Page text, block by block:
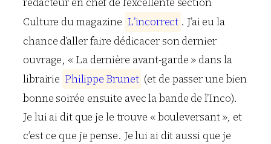
Culture du magazine L’incorrect . J’ai eu la
chance d’aller faire dédicacer son dernier
ouvrage, « La dernière avant-garde » dans la
librairie Philippe Brunet (et de passer une bien
bonne soirée ensuite avec la bande de l’Inco).
Je lui ai dit que je le trouve « bouleversant », et
c’est ce que je pense. Je lui ai dit aussi que je